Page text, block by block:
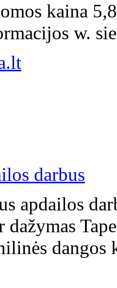
kaina
w.
darbus
apdailos
dažymas